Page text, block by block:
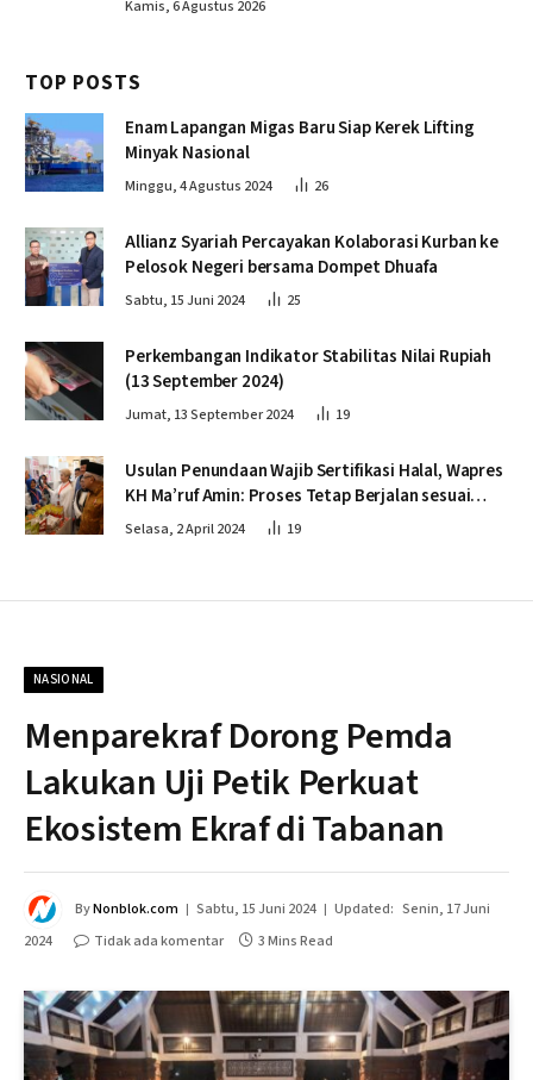
Kamis, 6 Agustus 2026
TOP POSTS
Enam Lapangan Migas Baru Siap Kerek Lifting
Minyak Nasional
Minggu, 4 Agustus 2024 26
Allianz Syariah Percayakan Kolaborasi Kurban ke
Pelosok Negeri bersama Dompet Dhuafa
Sabtu, 15 Juni 2024 25
Perkembangan Indikator Stabilitas Nilai Rupiah
(13 September 2024)
Jumat, 13 September 2024 19
Usulan Penundaan Wajib Sertifikasi Halal, Wapres
KH Ma’ruf Amin: Proses Tetap Berjalan sesuai
Penahapan
Selasa, 2 April 2024 19
NASIONAL
Menparekraf Dorong Pemda
Lakukan Uji Petik Perkuat
Ekosistem Ekraf di Tabanan
ByNonblok.com Sabtu, 15 Juni 2024 Updated: Senin, 17 Juni
2024
Tidak ada komentar 3 Mins Read